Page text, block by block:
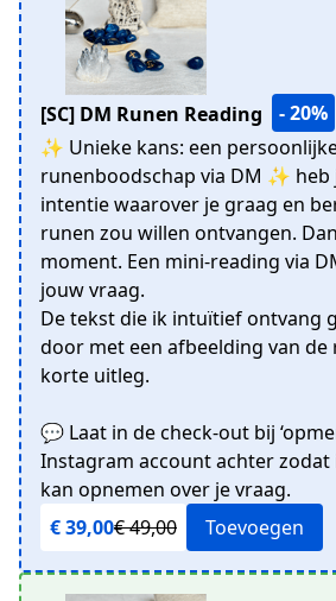
[SC] DM Runen Reading
- 20%
✨ Unieke kans: een
runenboodschap via DM ✨ heb
intentie waarover je graag en
runen zou willen ontvangen.
moment. Een mini-reading via
jouw vraag.
De tekst die ik intuïtief ontvang
door met een afbeelding van de
korte uitleg.
💬 Laat in de check-out bij
Instagram account achter
kan opnemen over je vraag.
€ 39,00€ 49,00 Toevoegen